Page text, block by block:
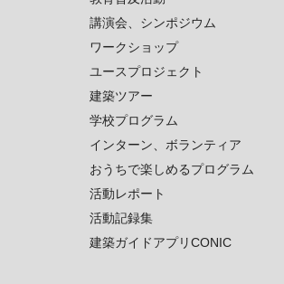
講演会、シンポジウム
ワークショップ
ユースプロジェクト
建築ツアー
学校プログラム
インターン、ボランティア
おうちで楽しめるプログラム
活動レポート
活動記録集
建築ガイドアプリCONIC